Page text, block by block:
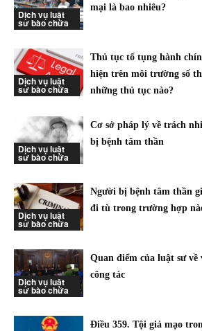
Dịch vụ luật
sư bào chữa
mại là bao nhiêu?
Dịch vụ luật
sư bào chữa
Thủ tục tố tụng hành
hiện trên môi trường số
những thủ tục nào?
Dịch vụ luật
sư bào chữa
Cơ sở pháp lý về trách
bị bệnh tâm thần
Dịch vụ luật
sư bào chữa
Người bị bệnh tâm thần
đi tù trong trường hợp
Dịch vụ luật
sư bào chữa
Quan điểm của luật sư
công tác
Điều 359. Tội giả mạo